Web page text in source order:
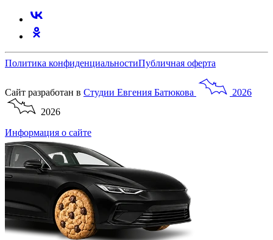
Политика конфиденциальностиПубличная оферта
Сайт разработан в Студии Евгения Батюкова
2026
2026
Информация о сайте